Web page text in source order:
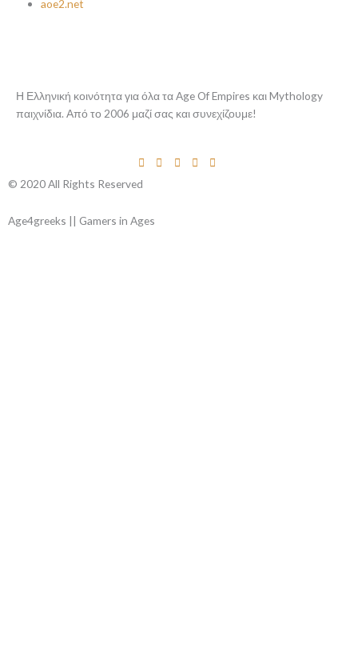
aoe2.net
Η Ελληνική κοινότητα για όλα τα Age Of Empires και Mythology
παιχνίδια. Από το 2006 μαζί σας και συνεχίζουμε!
© 2020 All Rights Reserved
Age4greeks || Gamers in Ages